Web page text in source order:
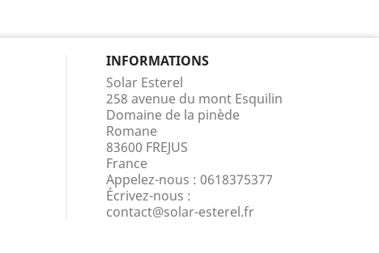
INFORMATIONS
Solar Esterel
258 avenue du mont Esquilin
Domaine de la pinède
Romane
83600 FREJUS
France
Appelez-nous : 0618375377
Écrivez-nous :
contact@solar-esterel.fr